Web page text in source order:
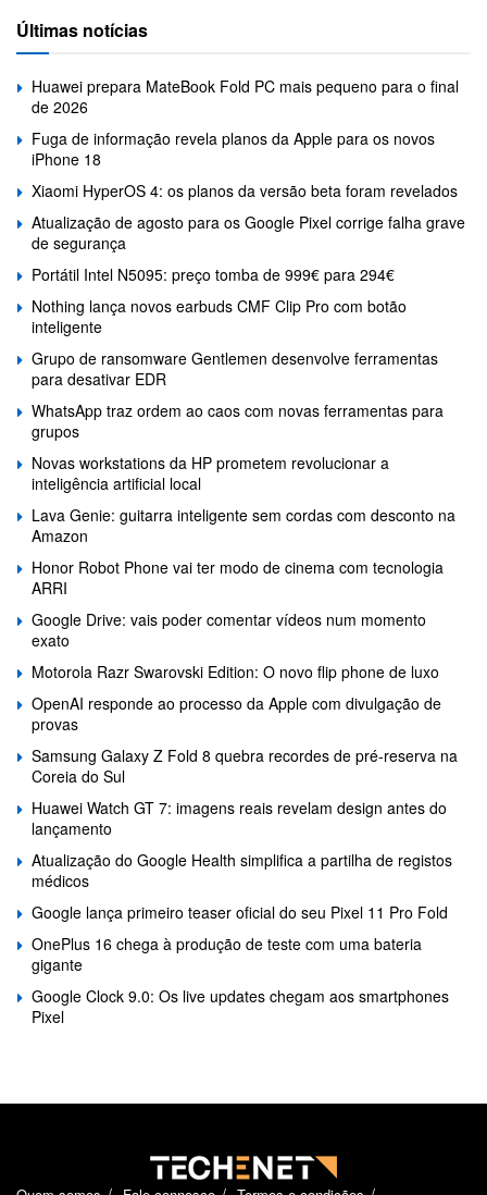
Últimas notícias
Huawei prepara MateBook Fold PC mais pequeno para o final
de 2026
Fuga de informação revela planos da Apple para os novos
iPhone 18
Xiaomi HyperOS 4: os planos da versão beta foram revelados
Atualização de agosto para os Google Pixel corrige falha grave
de segurança
Portátil Intel N5095: preço tomba de 999€ para 294€
Nothing lança novos earbuds CMF Clip Pro com botão
inteligente
Grupo de ransomware Gentlemen desenvolve ferramentas
para desativar EDR
WhatsApp traz ordem ao caos com novas ferramentas para
grupos
Novas workstations da HP prometem revolucionar a
inteligência artificial local
Lava Genie: guitarra inteligente sem cordas com desconto na
Amazon
Honor Robot Phone vai ter modo de cinema com tecnologia
ARRI
Google Drive: vais poder comentar vídeos num momento
exato
Motorola Razr Swarovski Edition: O novo flip phone de luxo
OpenAI responde ao processo da Apple com divulgação de
provas
Samsung Galaxy Z Fold 8 quebra recordes de pré-reserva na
Coreia do Sul
Huawei Watch GT 7: imagens reais revelam design antes do
lançamento
Atualização do Google Health simplifica a partilha de registos
médicos
Google lança primeiro teaser oficial do seu Pixel 11 Pro Fold
OnePlus 16 chega à produção de teste com uma bateria
gigante
Google Clock 9.0: Os live updates chegam aos smartphones
Pixel